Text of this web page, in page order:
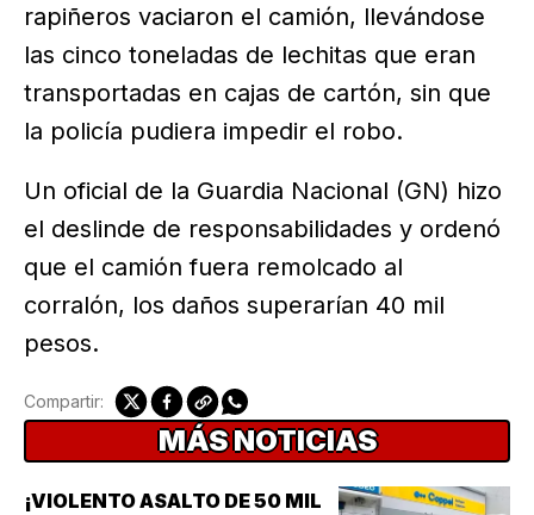
rapiñeros vaciaron el camión, llevándose
las cinco toneladas de lechitas que eran
transportadas en cajas de cartón, sin que
la policía pudiera impedir el robo.
Un oficial de la Guardia Nacional (GN) hizo
el deslinde de responsabilidades y ordenó
que el camión fuera remolcado al
corralón, los daños superarían 40 mil
pesos.
Compartir:
MÁS NOTICIAS
¡VIOLENTO ASALTO DE 50 MIL